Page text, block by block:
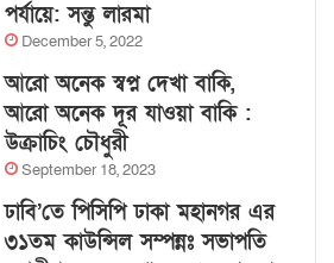
পর্যায়ে: সন্তু লারমা
December 5, 2022
আরো অনেক স্বপ্ন দেখা বাকি,
আরো অনেক দূর যাওয়া বাকি :
উক্রাচিং চৌধুরী
September 18, 2023
ঢাবি’তে পিসিপি ঢাকা মহানগর এর
৩১তম কাউন্সিল সম্পন্নঃ সভাপতি